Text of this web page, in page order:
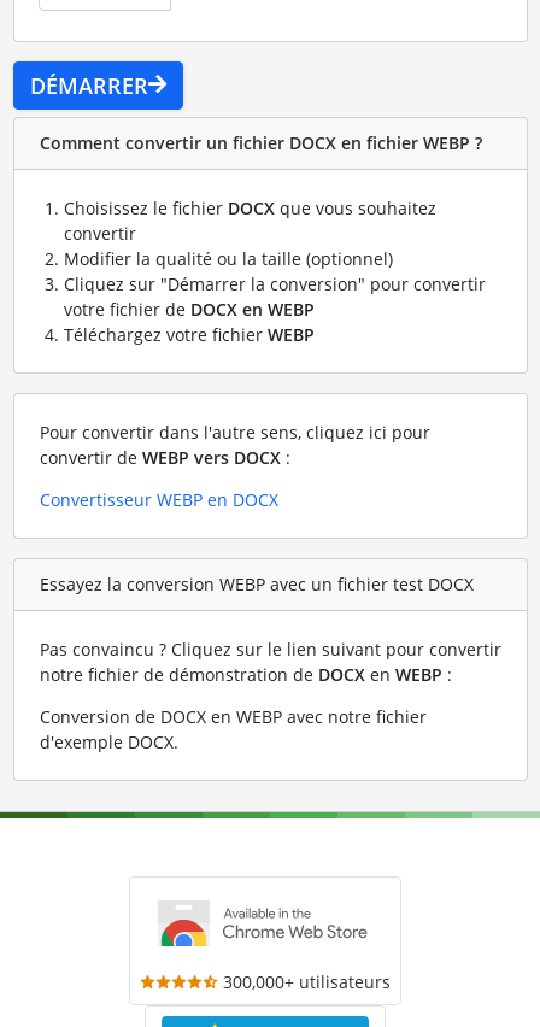
DÉMARRER
Comment convertir un fichier DOCX en fichier WEBP ?
Choisissez le fichier DOCXque vous souhaitez
convertir
Modifier la qualité ou la taille (optionnel)
Cliquez sur "Démarrer la conversion" pour convertir
votre fichier de DOCX en WEBP
Téléchargez votre fichier WEBP
Pour convertir dans l'autre sens, cliquez ici pour
convertir de WEBP vers DOCX:
Convertisseur WEBP en DOCX
Essayez la conversion WEBP avec un fichier test DOCX
Pas convaincu ? Cliquez sur le lien suivant pour convertir
notre fichier de démonstration de DOCXen WEBP :
Conversion de DOCX en WEBP avec notre fichier
d'exemple DOCX.
300,000+ utilisateurs